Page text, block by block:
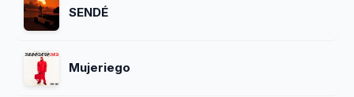
SENDÉ
Mujeriego